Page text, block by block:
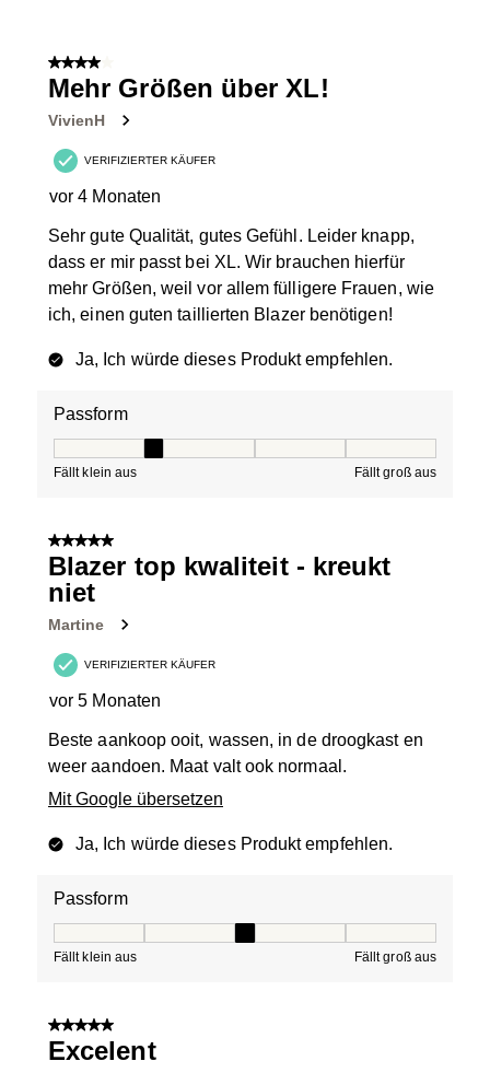
4 von 5 Sternen.
Mehr Größen über XL!
VivienH
VERIFIZIERTER KÄUFER
vor 4 Monaten
Sehr gute Qualität, gutes Gefühl. Leider knapp,
dass er mir passt bei XL. Wir brauchen hierfür
mehr Größen, weil vor allem fülligere Frauen, wie
ich, einen guten taillierten Blazer benötigen!
Ja, Ich würde dieses Produkt empfehlen.
Passform
Fällt klein aus Fällt groß aus
5 von 5 Sternen.
Blazer top kwaliteit - kreukt
niet
Martine
VERIFIZIERTER KÄUFER
vor 5 Monaten
Beste aankoop ooit, wassen, in de droogkast en
weer aandoen. Maat valt ook normaal.
Mit Google übersetzen
Ja, Ich würde dieses Produkt empfehlen.
Passform
Fällt klein aus Fällt groß aus
5 von 5 Sternen.
Excelent